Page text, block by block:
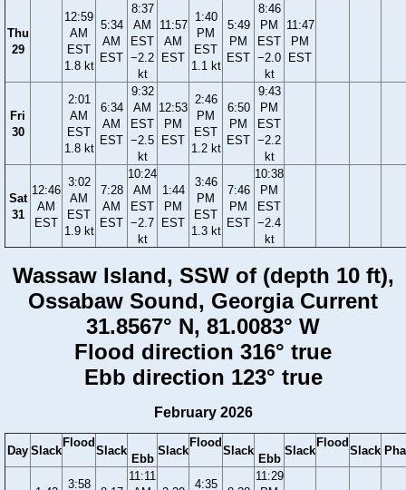
Thu
29
12:59
AM
EST
1.8 kt
5:34
AM
EST
8:37
AM
EST
−2.2
kt
11:57
AM
EST
1:40
PM
EST
1.1 kt
5:49
PM
EST
8:46
PM
EST
−2.0
kt
11:47
PM
EST
Fri
30
2:01
AM
EST
1.8 kt
6:34
AM
EST
9:32
AM
EST
−2.5
kt
12:53
PM
EST
2:46
PM
EST
1.2 kt
6:50
PM
EST
9:43
PM
EST
−2.2
kt
Sat
31
12:46
AM
EST
3:02
AM
EST
1.9 kt
7:28
AM
EST
10:24
AM
EST
−2.7
kt
1:44
PM
EST
3:46
PM
EST
1.3 kt
7:46
PM
EST
10:38
PM
EST
−2.4
kt
Wassaw Island, SSW of (depth 10 ft),
Ossabaw Sound, Georgia Current
31.8567° N, 81.0083° W
Flood direction 316° true
Ebb direction 123° true
February 2026
Day Slack
Flood
Slack
Ebb
Slack
Flood
Slack
Ebb
Slack
Flood
Slack
3:58
11:11
4:35
11:29